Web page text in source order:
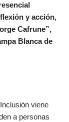
y acción,
Cafrune”,
Blanca de
viene
a personas